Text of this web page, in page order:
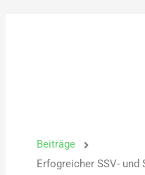
Beiträge
Erfogreicher SSV-